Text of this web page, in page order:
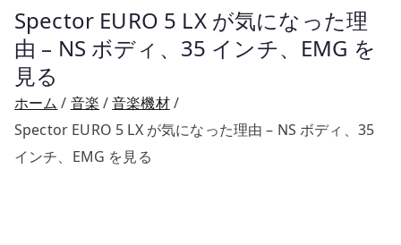
Spector EURO 5 LX が気になった理
由 – NS ボディ、35 インチ、EMG を
見る
ホーム 音楽
音楽機材
Spector EURO 5 LX が気になった理由 – NS ボディ、35
インチ、EMG を見る